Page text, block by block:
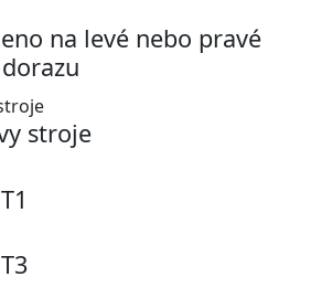
na levé nebo pravé
stroje